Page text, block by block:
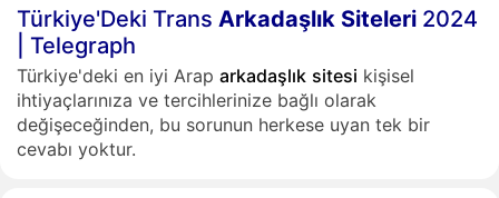
Türkiye'Deki Trans Arkadaşlık Siteleri 2024
| Telegraph
Türkiye'deki en iyi Arap arkadaşlık sitesi kişisel
ihtiyaçlarınıza ve tercihlerinize bağlı olarak
değişeceğinden, bu sorunun herkese uyan tek bir
cevabı yoktur.